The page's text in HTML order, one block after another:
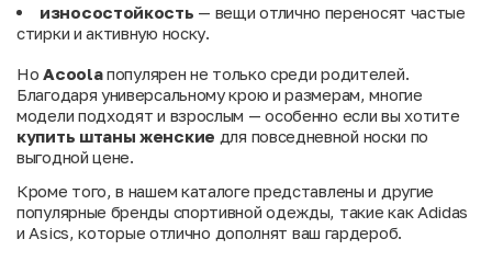
износостойкость — вещи отлично переносят частые
стирки и активную носку.
Но Acoolaпопулярен не только среди родителей.
Благодаря универсальному крою и размерам, многие
модели подходят и взрослым — особенно если вы хотите
купить штаны женские для повседневной носки по
выгодной цене.
Кроме того, в нашем каталоге представлены и другие
популярные бренды спортивной одежды, такие как Adidas
и Asics , которые отлично дополнят ваш гардероб.